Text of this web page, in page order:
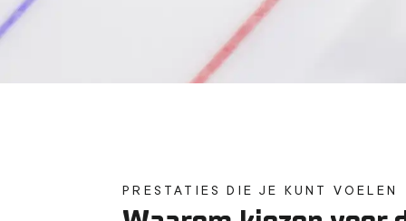
PRESTATIES DIE JE KUNT VOELEN